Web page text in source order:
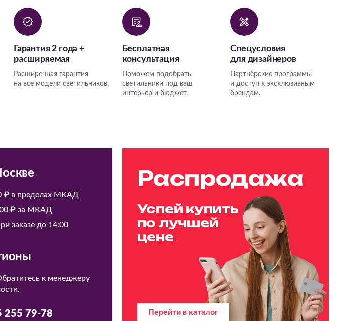
Гарантия 2 года +
расширяемая
Расширенная гарантия
на все модели светильников.
Бесплатная
консультация
Поможем подобрать
светильники под ваш
интерьер и бюджет.
Спецусловия
для дизайнеров
Партнёрские программы
и доступ к эксклюзивным
брендам.
₽ в пределах МКАД
₽ за МКАД
заказе до 14:00
к менеджеру
255 79-78
Распродажа
Успей купить
по лучшей
цене
Перейти в каталог